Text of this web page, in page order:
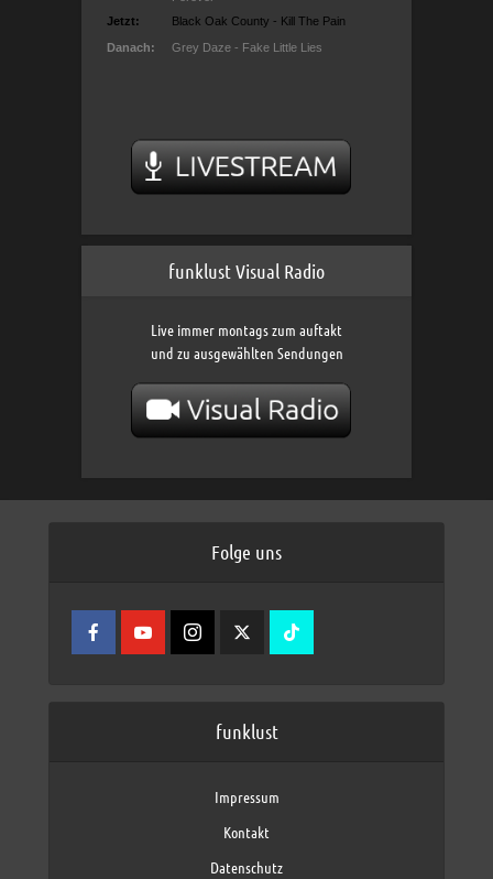
funklust Visual Radio
Live immer montags zum auftakt
und zu ausgewählten Sendungen
Folge uns
funklust
Impressum
Kontakt
Datenschutz